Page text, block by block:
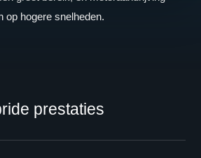
op hogere snelheden.
prestaties